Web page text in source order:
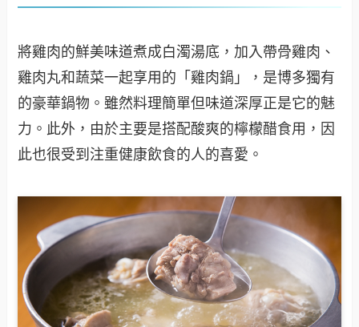
將雞肉的鮮美味道煮成白濁湯底，加入帶骨雞肉、
雞肉丸和蔬菜一起享用的「雞肉鍋」，是博多獨有
的豪華鍋物。雖然料理簡單但味道深厚正是它的魅
力。此外，由於主要是搭配酸爽的檸檬醋食用，因
此也很受到注重健康飲食的人的喜愛。